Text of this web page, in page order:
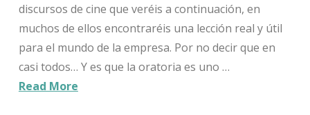
discursos de cine que veréis a continuación, en
muchos de ellos encontraréis una lección real y útil
para el mundo de la empresa. Por no decir que en
casi todos… Y es que la oratoria es uno …
Read More